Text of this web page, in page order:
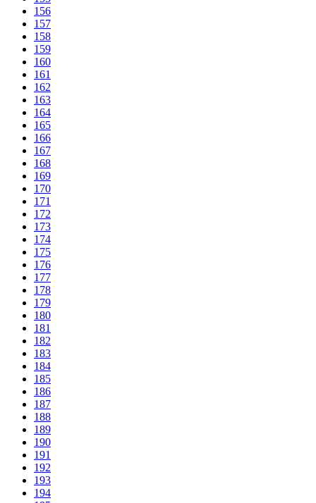
156
157
158
159
160
161
162
163
164
165
166
167
168
169
170
171
172
173
174
175
176
177
178
179
180
181
182
183
184
185
186
187
188
189
190
191
192
193
194